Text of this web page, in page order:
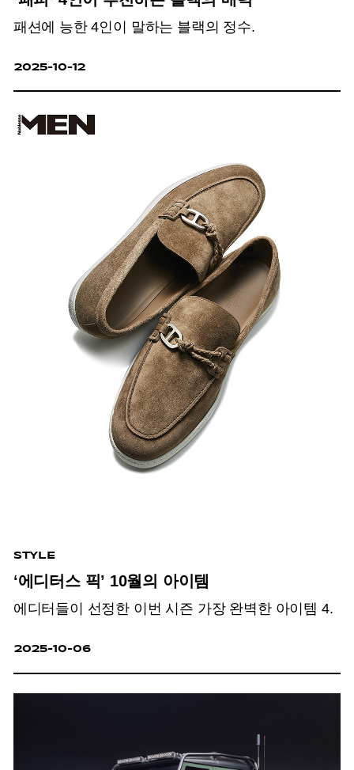
패션에 능한 4인이 말하는 블랙의 정수.
2025-10-12
STYLE
‘에디터스 픽’ 10월의 아이템
에디터들이 선정한 이번 시즌 가장 완벽한 아이템 4.
2025-10-06